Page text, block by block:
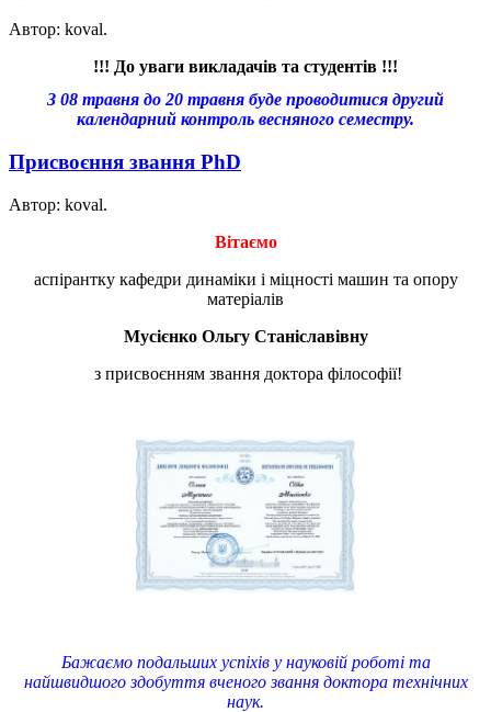
Автор: koval.
!!! До уваги викладачів та студентів !!!
З 08 травня до 20 травня буде проводитися другий
календарний контроль весняного семестру.
Присвоєння звання PhD
Автор: koval.
Вітаємо
аспірантку кафедри динаміки і міцності машин та опору
матеріалів
Мусієнко Ольгу Станіславівну
з присвоєнням звання доктора філософії!
Бажаємо подальших успіхів у науковій роботі та
найшвидшого здобуття вченого звання доктора технічних
наук.